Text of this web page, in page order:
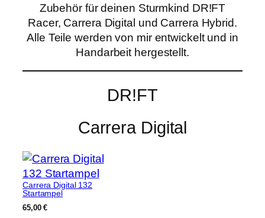
Zubehör für deinen Sturmkind DR!FT
Racer, Carrera Digital und Carrera Hybrid.
Alle Teile werden von mir entwickelt und in
Handarbeit hergestellt.
DR!FT
Carrera Digital
Carrera Digital 132
Startampel
65,00€